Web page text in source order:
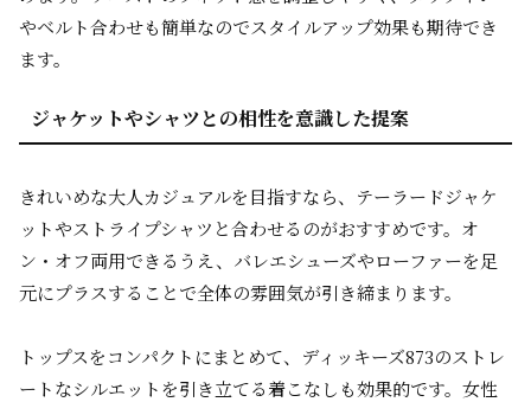
やベルト合わせも簡単なのでスタイルアップ効果も期待でき
ます。
ジャケットやシャツとの相性を意識した提案
きれいめな大人カジュアルを目指すなら、テーラードジャケ
ットやストライプシャツと合わせるのがおすすめです。オ
ン・オフ両用できるうえ、バレエシューズやローファーを足
元にプラスすることで全体の雰囲気が引き締まります。
トップスをコンパクトにまとめて、ディッキーズ873のストレ
ートなシルエットを引き立てる着こなしも効果的です。女性